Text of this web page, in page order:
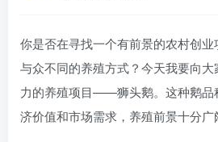
你是否在寻找一个有前景的农村创
与众不同的养殖方式？今天我要向
力的养殖项目——狮头鹅。这种鹅品
济价值和市场需求，养殖前景十分广